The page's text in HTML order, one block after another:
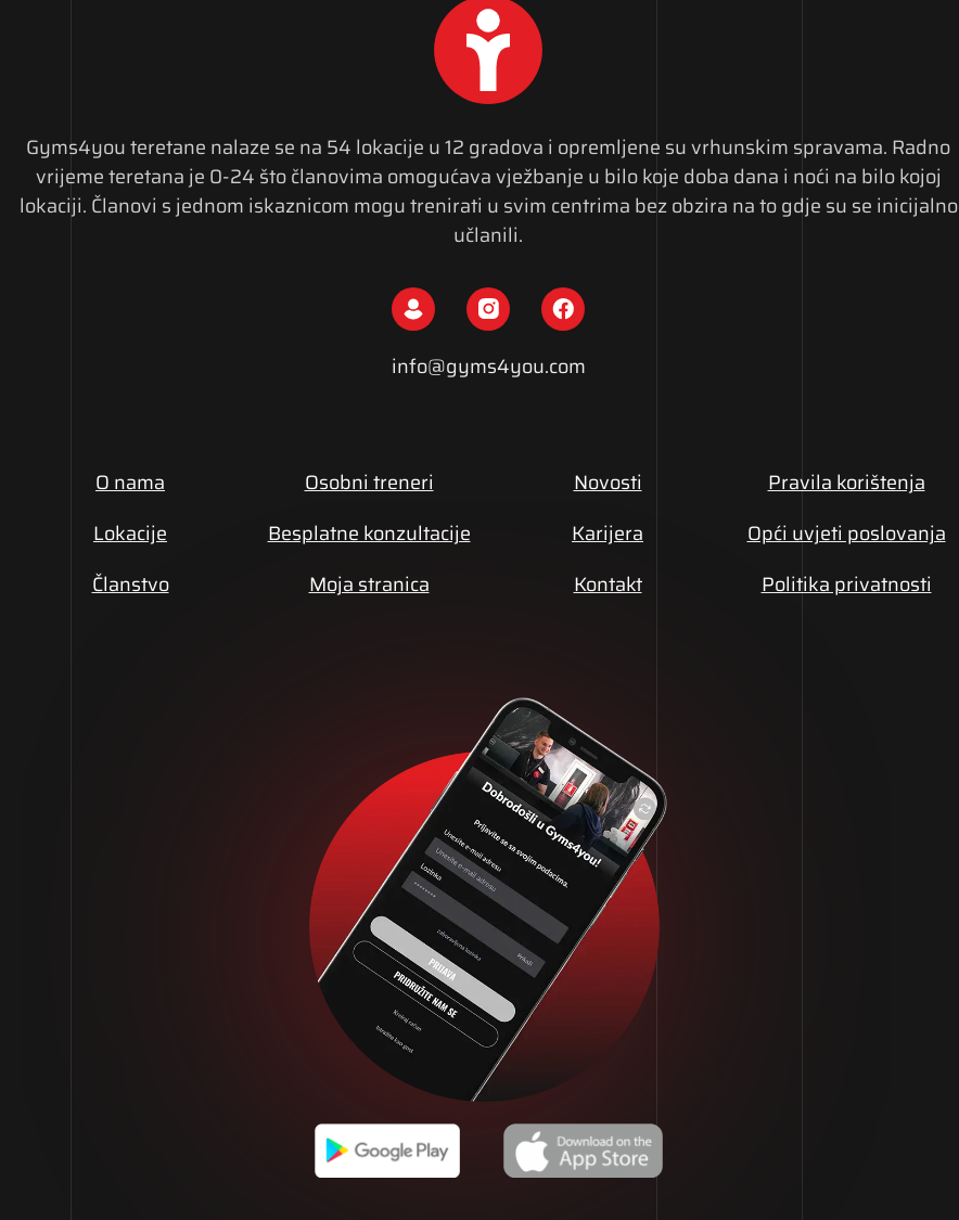
Gyms4you teretane nalaze se na 54 lokacije u 12 gradova i opremljene su vrhunskim spravama. Radno
vrijeme teretana je 0-24 što članovima omogućava vježbanje u bilo koje doba dana i noći na bilo kojoj
lokaciji. Članovi s jednom iskaznicom mogu trenirati u svim centrima bez obzira na to gdje su se inicijalno
učlanili.
info@gyms4you.com
O nama
Lokacije
Članstvo
Osobni treneri
Besplatne konzultacije
Moja stranica
Novosti
Karijera
Kontakt
Pravila korištenja
Opći uvjeti poslovanja
Politika privatnosti